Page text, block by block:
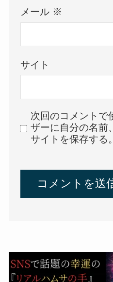
メール ※
サイト
次回のコメントで
ザーに自分の名前
サイトを保存する。